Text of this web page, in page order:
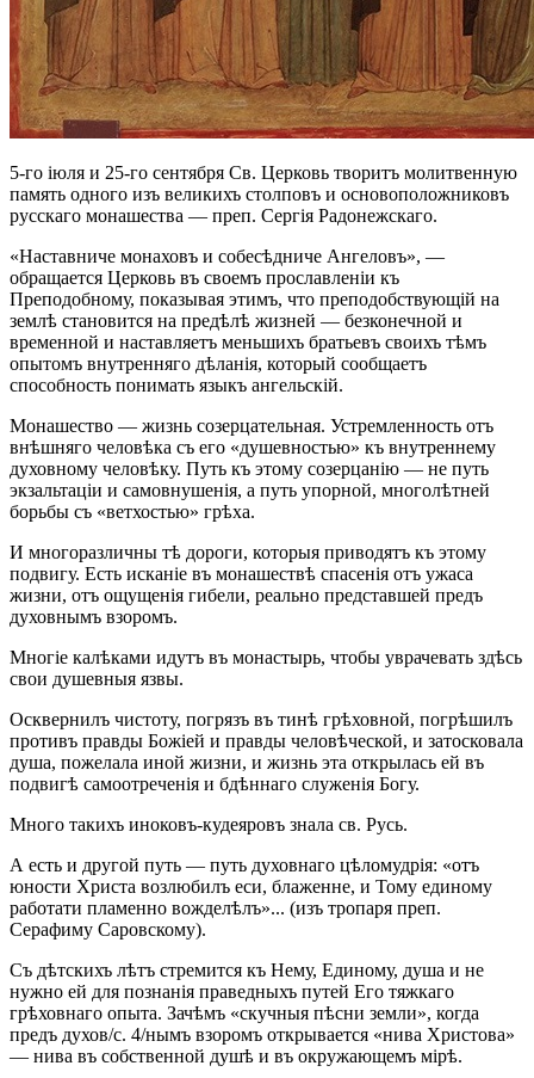
5-го іюля и 25-го сентября Св. Церковь творитъ молитвенную
память одного изъ великихъ столповъ и основоположниковъ
русскаго монашества — преп. Сергія Радонежскаго.
«Наставниче монаховъ и собесѣдниче Ангеловъ», —
обращается Церковь въ своемъ прославленіи къ
Преподобному, показывая этимъ, что преподобствующій на
землѣ становится на предѣлѣ жизней — безконечной и
временной и наставляетъ меньшихъ братьевъ своихъ тѣмъ
опытомъ внутренняго дѣланія, который сообщаетъ
способность понимать языкъ ангельскій.
Монашество — жизнь созерцательная. Устремленность отъ
внѣшняго человѣка съ его «душевностью» къ внутреннему
духовному человѣку. Путь къ этому созерцанію — не путь
экзальтаціи и самовнушенія, а путь упорной, многолѣтней
борьбы съ «ветхостью» грѣха.
И многоразличны тѣ дороги, которыя приводятъ къ этому
подвигу. Есть исканіе въ монашествѣ спасенія отъ ужаса
жизни, отъ ощущенія гибели, реально представшей предъ
духовнымъ взоромъ.
Многіе калѣками идутъ въ монастырь, чтобы уврачевать здѣсь
свои душевныя язвы.
Осквернилъ чистоту, погрязъ въ тинѣ грѣховной, погрѣшилъ
противъ правды Божіей и правды человѣческой, и затосковала
душа, пожелала иной жизни, и жизнь эта открылась ей въ
подвигѣ самоотреченія и бдѣннаго служенія Богу.
Много такихъ иноковъ-кудеяровъ знала св. Русь.
А есть и другой путь — путь духовнаго цѣломудрія: «отъ
юности Христа возлюбилъ еси, блаженне, и Тому единому
работати пламенно вожделѣлъ»... (изъ тропаря преп.
Серафиму Саровскому).
Съ дѣтскихъ лѣтъ стремится къ Нему, Единому, душа и не
нужно ей для познанія праведныхъ путей Его тяжкаго
грѣховнаго опыта. Зачѣмъ «скучныя пѣсни земли», когда
предъ духов/с. 4/нымъ взоромъ открывается «нива Христова»
— нива въ собственной душѣ и въ окружающемъ мірѣ.